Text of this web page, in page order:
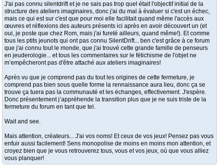
J'ai pas connu silentdrift et je ne sais pas trop quel était l'objectif initial de la
structure des ateliers imaginaires, donc j'ai du mal à évaluer si c'est un échec,
mais ce qui est sur c'est que pour moi elle facilitait quand même l'accès aux
œuvres et réflexions des auteurs présents ici après en avoir découvert un (et
oui, je poste que chez Rom, mais j'ai fureté ailleurs, quand même!). Et comme
tous les ptits jeunots qui ont pas connu SilentDrift... ben c'est grâce à ce forum
que j'ai connu tout le monde, que j'ai trouvé cette grande famille de penseurs
en jeuderologie... et tous les commentaires sur le fétichisme de l'objet ne
m’empêcheront pas d'être attaché aux ateliers imaginaires!
Après vu que je comprend pas du tout les origines de cette fermeture, je
comprend pas bien sous quelle forme la rennaissance aura lieu, donc ça se
trouve ça tuera pas la communauté et les échanges, effectivement. J'espère.
Donc présentement j’appréhende la transition plus que je ne suis triste de la
fermeture du forum en tant que tel.
Wait and see.
Mais attention, créateurs... J'ai vos noms! Et ceux de vos jeux! Pensez pas vous
enfuir aussi facilement! Sens monopolise de moins en moins mon attention, et
croyez bien que je vous retrouverez tous, vous et vos jeux, où que vous alliez
vous planquer!